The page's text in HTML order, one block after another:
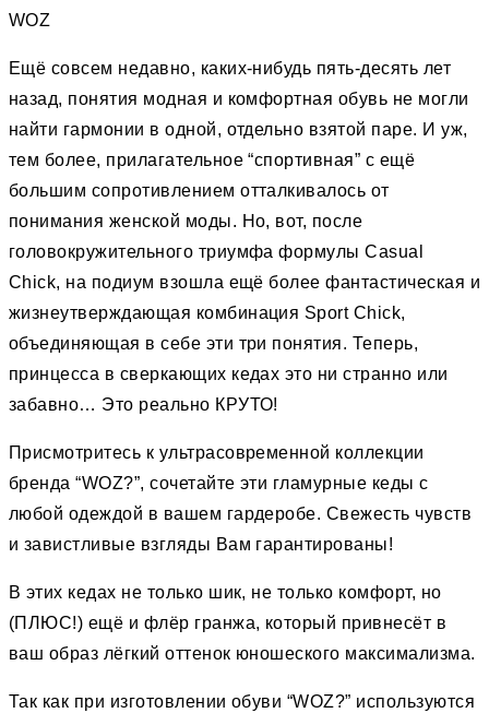
WOZ
Ещё совсем недавно, каких-нибудь пять-десять лет
назад, понятия модная и комфортная обувь не могли
найти гармонии в одной, отдельно взятой паре. И уж,
тем более, прилагательное “спортивная” c ещё
большим сопротивлением отталкивалось от
понимания женской моды. Но, вот, после
головокружительного триумфа формулы Casual
Chick, на подиум взошла ещё более фантастическая и
жизнеутверждающая комбинация Sport Chick,
объединяющая в себе эти три понятия. Теперь,
принцесса в сверкающих кедах это ни странно или
забавно… Это реально КРУТО!
Присмотритесь к ультрасовременной коллекции
бренда “WOZ?”, сочетайте эти гламурные кеды с
любой одеждой в вашем гардеробе. Свежесть чувств
и завистливые взгляды Вам гарантированы!
В этих кедах не только шик, не только комфорт, но
(ПЛЮС!) ещё и флёр гранжа, который привнесёт в
ваш образ лёгкий оттенок юношеского максимализма.
Так как при изготовлении обуви “WOZ?” используются